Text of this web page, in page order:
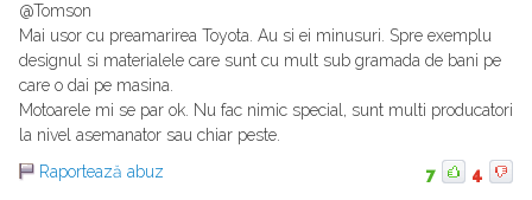
@Tomson
Mai usor cu preamarirea Toyota. Au si ei minusuri. Spre exemplu
designul si materialele care sunt cu mult sub gramada de bani pe
care o dai pe masina.
Motoarele mi se par ok. Nu fac nimic special, sunt multi producatori
la nivel asemanator sau chiar peste.
Raportează abuz
7 4